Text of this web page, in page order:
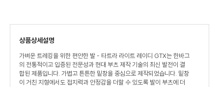
상품상세설명
가벼운 트레킹을 위한 편안한 발 - 타트라 라이트 레이디 GTX는 한바그
의 전통적이고 입증된 전문성과 현대 부츠 제작 기술의 최신 발전이 결
합된 제품입니다. 가볍고 튼튼한 밑창을 중심으로 제작되었습니다. 밑창
이 거친 지형에서도 접지력과 안정감을 더할 수 있도록 발이 부츠에 더